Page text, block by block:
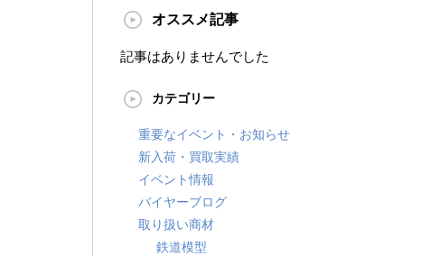
オススメ記事
記事はありませんでした
カテゴリー
重要なイベント・お知らせ
新入荷・買取実績
イベント情報
バイヤーブログ
取り扱い商材
鉄道模型